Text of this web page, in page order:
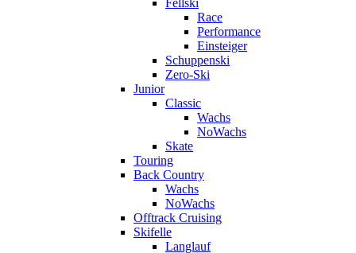
Fellski
Race
Performance
Einsteiger
Schuppenski
Zero-Ski
Junior
Classic
Wachs
NoWachs
Skate
Touring
Back Country
Wachs
NoWachs
Offtrack Cruising
Skifelle
Langlauf